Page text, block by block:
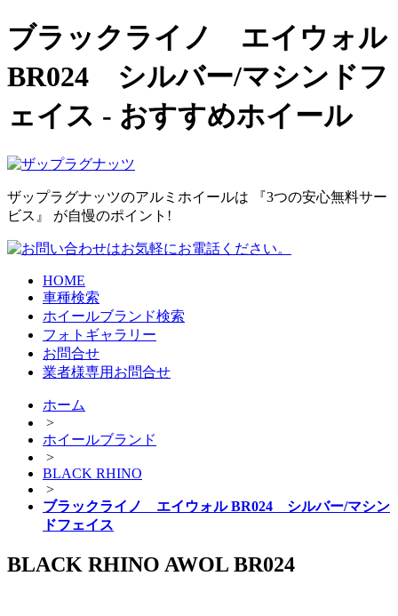
ブラックライノ エイウォル
BR024 シルバー/マシンドフ
ェイス - おすすめホイール
ザップラグナッツのアルミホイールは 『3つの安心無料サー
ビス』 が自慢のポイント!
HOME
車種検索
ホイールブランド検索
フォトギャラリー
お問合せ
業者様専用お問合せ
ホーム
>
ホイールブランド
>
BLACK RHINO
>
ブラックライノ エイウォル BR024 シルバー/マシン
ドフェイス
BLACK RHINO AWOL BR024